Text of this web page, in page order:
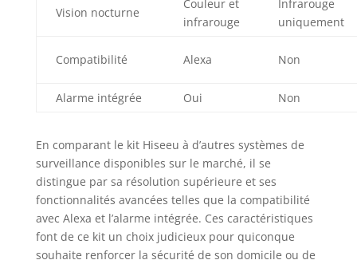
intégrés), cette
caméra de sécurité
permet d'écouter
avec vos visiteurs
intrus directement
l'application.
【Étanchéité IP66
& Contrôle PTZ à
Distance】Avec
une certification
IP66, cette caméra
Vision nocturne
Couleur et
infrarouge
Infrarouge
uniquement
Compatibilité Alexa Non
Alarme intégrée Oui Non
En comparant le kit Hiseeu à d’autres systèmes de
surveillance disponibles sur le marché, il se
distingue par sa résolution supérieure et ses
fonctionnalités avancées telles que la compatibilité
avec Alexa et l’alarme intégrée. Ces caractéristiques
font de ce kit un choix judicieux pour quiconque
souhaite renforcer la sécurité de son domicile ou de